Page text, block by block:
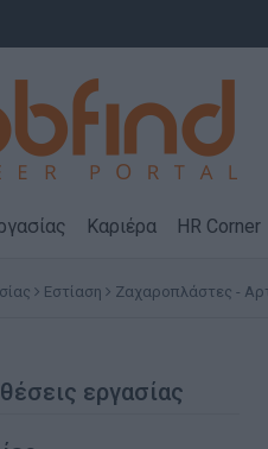
Καριέρα HR Corner
Εστίαση Ζαχαροπλάστες -
εργασίας